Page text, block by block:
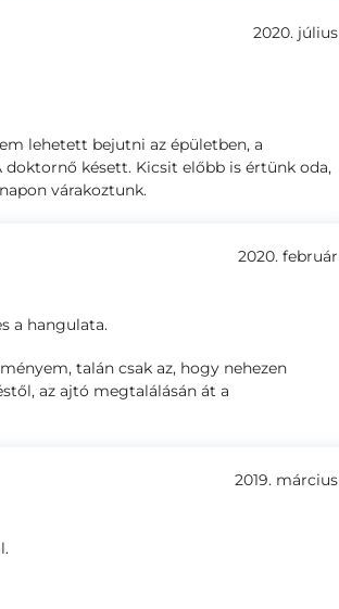
2020. július
lehetett bejutni az épületben, a
doktornő késett. Kicsit előbb is értünk oda,
várakoztunk.
2020. február
a hangulata.
talán csak az, hogy nehezen
az ajtó megtalálásán át a
2019. március